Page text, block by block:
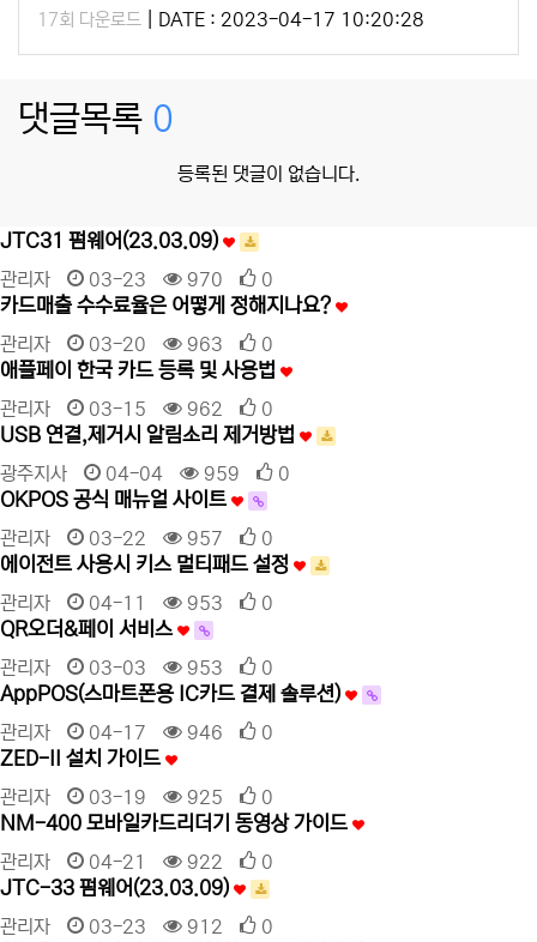
17회 다운로드 DATE : 2023-04-17 10:20:28
댓글목록 0
등록된 댓글이 없습니다.
JTC31 펌웨어(23.03.09)
관리자 03-23 970 0
카드매출 수수료율은 어떻게 정해지나요?
관리자 03-20 963 0
애플페이 한국 카드 등록 및 사용법
관리자 03-15 962 0
USB 연결,제거시 알림소리 제거방법
광주지사 04-04 959 0
OKPOS 공식 매뉴얼 사이트
관리자 03-22 957 0
에이전트 사용시 키스 멀티패드 설정
관리자 04-11 953 0
QR오더&페이 서비스
관리자 03-03 953 0
AppPOS(스마트폰용 IC카드 결제 솔루션)
관리자 04-17 946 0
ZED-II 설치 가이드
관리자 03-19 925 0
NM-400 모바일카드리더기 동영상 가이드
관리자 04-21 922 0
JTC-33 펌웨어(23.03.09)
관리자 03-23 912 0